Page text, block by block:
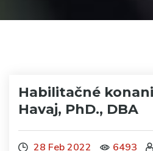
Habilitačné
Havaj, PhD., DBA
28 Feb 2022 6493